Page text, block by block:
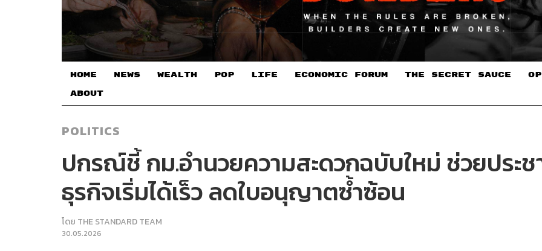
HOME NEWS WEALTH POP LIFE ECONOMIC FORUM THE SECRET SAUCE​
ABOUT
POLITICS
ปกรณ์ชี้ กม.อำนวยความสะดวกฉบับใหม่ ช่วยประ
ธุรกิจเริ่มได้เร็ว ลดใบอนุญาตซ้ำซ้อน
โดย THE STANDARD TEAM
30.05.2026